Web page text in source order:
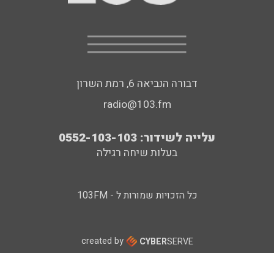
דבורה הנביאה 6, רמת השרון
radio@103.fm
עלייה לשידור: 0552-103-103
בעלות שיחה רגילה
כל הזכויות שמורות ל - 103FM
created by CYBERSERVE